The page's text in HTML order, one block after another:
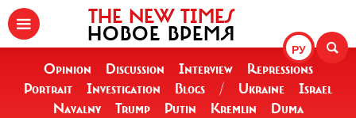
РУ
THE NEW TIMES
НОВОЕ ВРЕМЯ
Opinion Discussion Interview
Repressions
Portrait
Investigation Blogs / Ukraine
Israel
Navalny
Trump Putin Kremlin Duma